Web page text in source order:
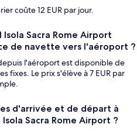
coûte 12 EUR par jour.
Sacra Rome Airport
de navette vers l'aéroport ?
l'aéroport est disponible de
fixes. Le prix s'élève à 7 EUR par
d'arrivée et de départ à
Sacra Rome Airport ?